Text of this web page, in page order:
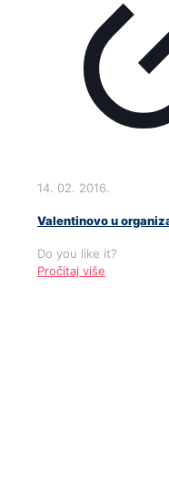
14. 02. 2016.
Valentinovo u
Do you like it?
Pročitaj više